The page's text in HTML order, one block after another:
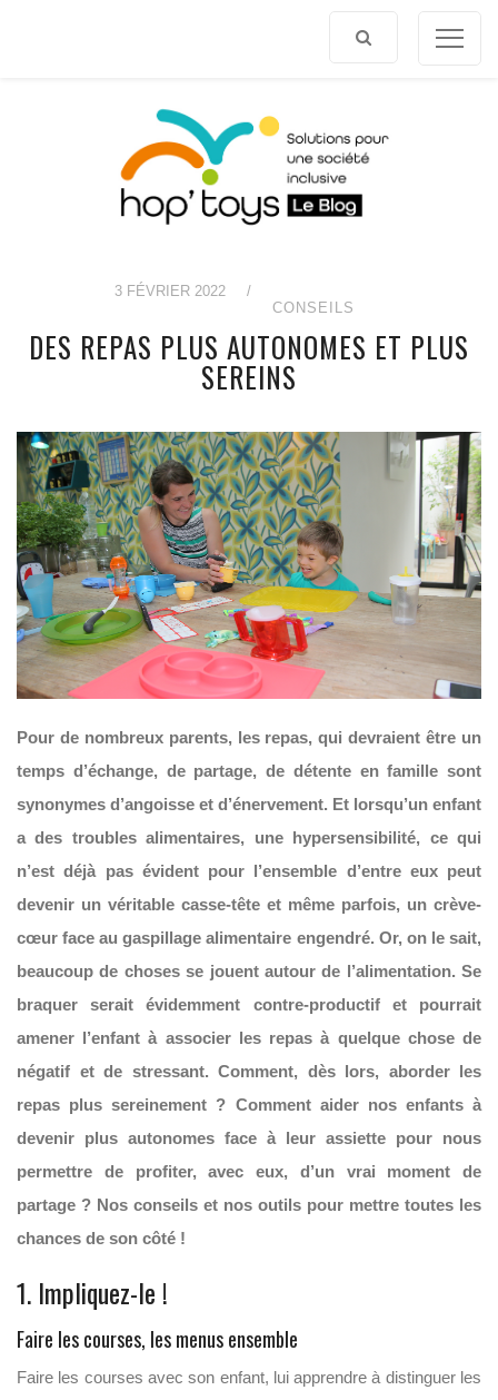
3 FÉVRIER 2022
/
CONSEILS
DES REPAS PLUS AUTONOMES ET PLUS
SEREINS
Pour de nombreux parents, les repas, qui devraient être un
temps d’échange, de partage, de détente en famille sont
synonymes d’angoisse et d’énervement. Et lorsqu’un enfant
a des troubles alimentaires, une hypersensibilité, ce qui
n’est déjà pas évident pour l’ensemble d’entre eux peut
devenir un véritable casse-tête et même parfois, un crève-
cœur face au gaspillage alimentaire engendré. Or, on le sait,
beaucoup de choses se jouent autour de l’alimentation. Se
braquer serait évidemment contre-productif et pourrait
amener l’enfant à associer les repas à quelque chose de
négatif et de stressant. Comment, dès lors, aborder les
repas plus sereinement ? Comment aider nos enfants à
devenir plus autonomes face à leur assiette pour nous
permettre de profiter, avec eux, d’un vrai moment de
partage ? Nos conseils et nos outils pour mettre toutes les
chances de son côté !
1. Impliquez-le !
Faire les courses, les menus ensemble
Faire les courses avec son enfant, lui apprendre à distinguer les